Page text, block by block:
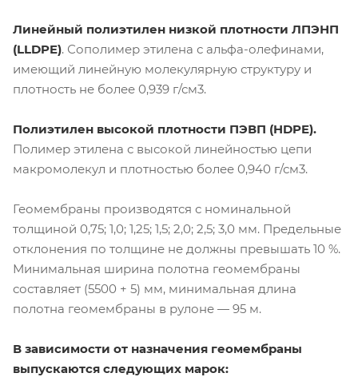
Линейный полиэтилен низкой плотности ЛПЭНП
(LLDPE). Сополимер этилена с альфа-олефинами,
имеющий линейную молекулярную структуру и
плотность не более 0,939 г/см3.
Полиэтилен высокой плотности ПЭВП (HDPE).
Полимер этилена с высокой линейностью цепи
макромолекул и плотностью более 0,940 г/см3.
Геомембраны производятся с номинальной
толщиной 0,75; 1,0; 1,25; 1,5; 2,0; 2,5; 3,0 мм. Предельные
отклонения по толщине не должны превышать 10 %.
Минимальная ширина полотна геомембраны
составляет (5500 + 5) мм, минимальная длина
полотна геомембраны в рулоне — 95 м.
В зависимости от назначения геомембраны
выпускаются следующих марок: